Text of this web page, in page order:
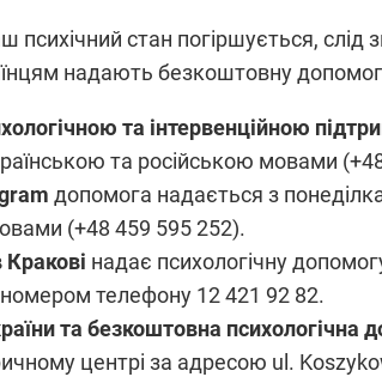
психічний стан погіршується,
надають безкоштовну
та інтервенційною
та російською мовами
допомога надається з
(+48 459 595 252).
надає психологічну
телефону 12 421 92 82.
та безкоштовна психологічна
центрі за адресою ul.